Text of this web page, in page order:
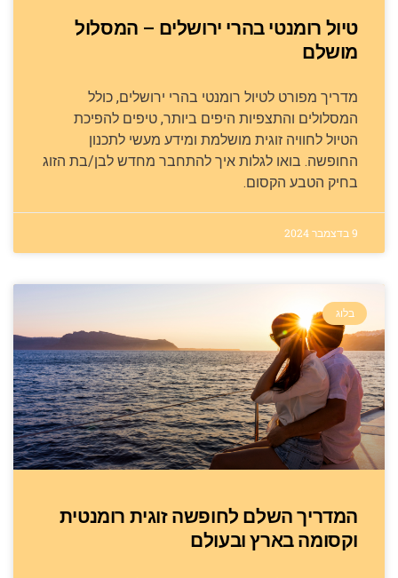
טיול רומנטי בהרי ירושלים – המסלול
מושלם
מדריך מפורט לטיול רומנטי בהרי ירושלים, כולל
המסלולים והתצפיות היפים ביותר, טיפים להפיכת
הטיול לחוויה זוגית מושלמת ומידע מעשי לתכנון
החופשה. בואו לגלות איך להתחבר מחדש לבן/בת הזוג
בחיק הטבע הקסום.
9 בדצמבר 2024
בלוג
המדריך השלם לחופשה זוגית רומנטית
וקסומה בארץ ובעולם